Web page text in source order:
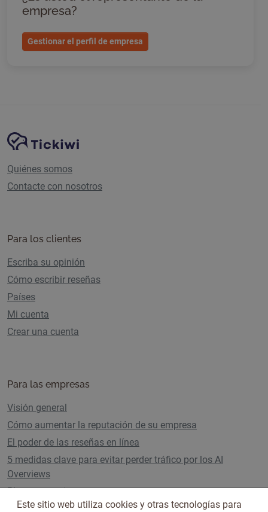
empresa?
Gestionar el perfil de empresa
Navegación del sitio
Plataforma Tickiwi
Quiénes somos
Contacte con nosotros
Para los clientes
Escriba su opinión
Cómo escribir reseñas
Países
Mi cuenta
Crear una cuenta
Para las empresas
Visión general
Cómo aumentar la reputación de su empresa
El poder de las reseñas en línea
5 medidas clave para evitar perder tráfico por los AI
Overviews
Planes y precios
Este sitio web utiliza cookies y otras tecnologías para